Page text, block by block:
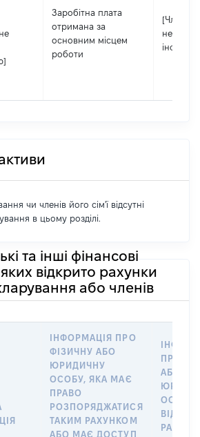
Заробітна плата
отримана за
основним місцем
роботи
[Член
не надав
чи членів його сім'ї відсутні
в цьому розділі.
та інші фінансові
відкрито рахунки
або членів
ІНФОРМАЦІЯ ПРО
ФІЗИЧНУ АБО
ЮРИДИЧНУ
ОСОБУ, ЯКА МАЄ
ПРАВО
РОЗПОРЯДЖАТИСЯ
ТАКИМ РАХУНКОМ
АБО МАЄ ДОСТУП
ПРО
АБО
ОСОБУ,